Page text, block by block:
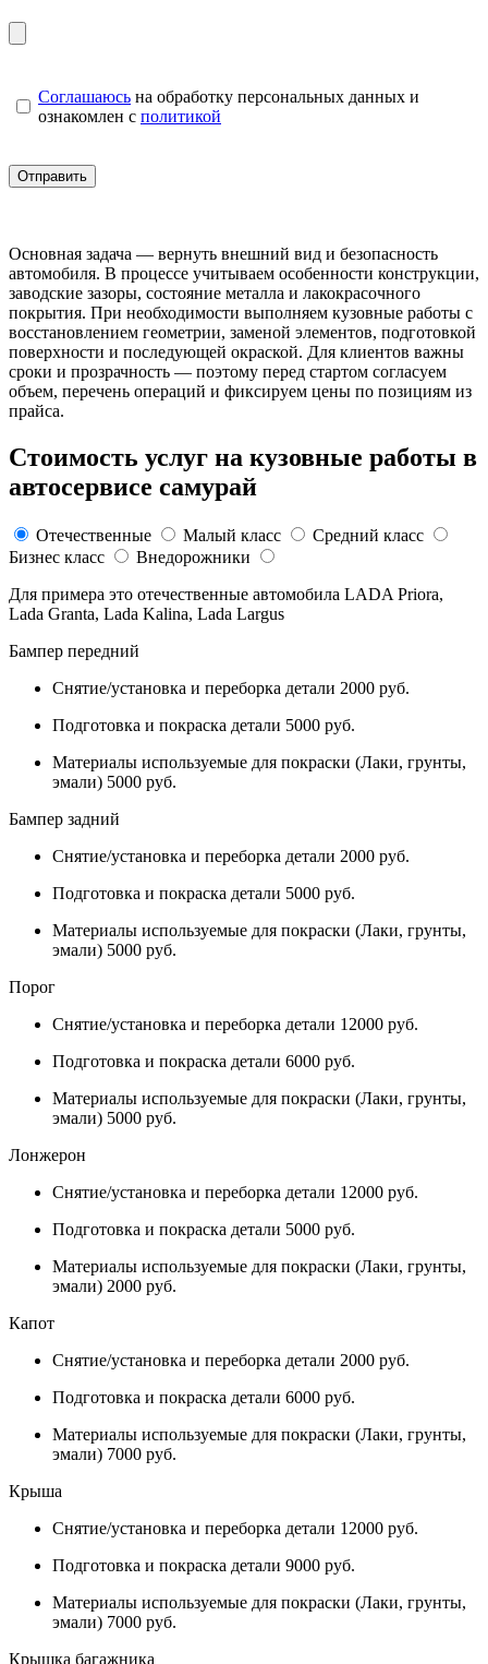
Соглашаюсь на обработку персональных данных и
ознакомлен с политикой
Основная задача — вернуть внешний вид и безопасность
автомобиля. В процессе учитываем особенности конструкции,
заводские зазоры, состояние металла и лакокрасочного
покрытия. При необходимости выполняем кузовные работы с
восстановлением геометрии, заменой элементов, подготовкой
поверхности и последующей окраской. Для клиентов важны
сроки и прозрачность — поэтому перед стартом согласуем
объем, перечень операций и фиксируем цены по позициям из
прайса.
Стоимость услуг на кузовные работы в
автосервисе самурай
Отечественные Малый класс
Средний класс
Бизнес класс
Внедорожники
Для примера это отечественные автомобила LADA Priora,
Lada Granta, Lada Kalina, Lada Largus
Бампер передний
Снятие/установка и переборка детали 2000 руб.
Подготовка и покраска детали 5000 руб.
Материалы используемые для покраски (Лаки, грунты,
эмали) 5000 руб.
Бампер задний
Снятие/установка и переборка детали 2000 руб.
Подготовка и покраска детали 5000 руб.
Материалы используемые для покраски (Лаки, грунты,
эмали) 5000 руб.
Порог
Снятие/установка и переборка детали 12000 руб.
Подготовка и покраска детали 6000 руб.
Материалы используемые для покраски (Лаки, грунты,
эмали) 5000 руб.
Лонжерон
Снятие/установка и переборка детали 12000 руб.
Подготовка и покраска детали 5000 руб.
Материалы используемые для покраски (Лаки, грунты,
эмали) 2000 руб.
Капот
Снятие/установка и переборка детали 2000 руб.
Подготовка и покраска детали 6000 руб.
Материалы используемые для покраски (Лаки, грунты,
эмали) 7000 руб.
Крыша
Снятие/установка и переборка детали 12000 руб.
Подготовка и покраска детали 9000 руб.
Материалы используемые для покраски (Лаки, грунты,
эмали) 7000 руб.
Крышка багажника